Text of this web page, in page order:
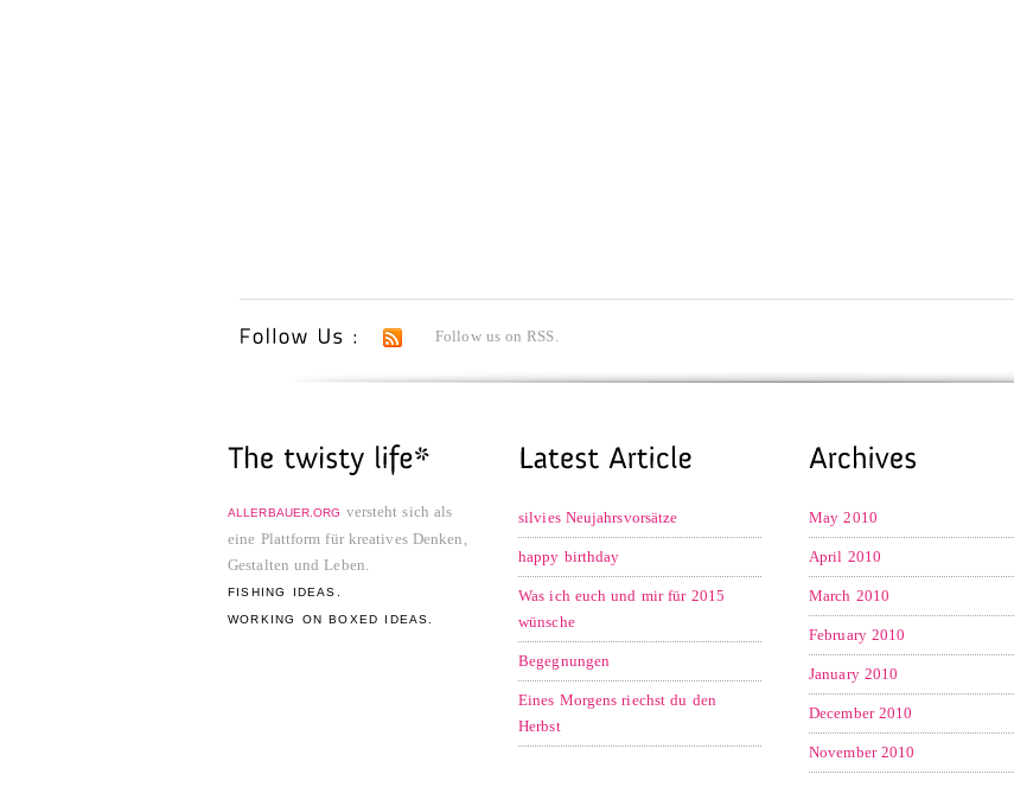
Follow us on RSS.
ALLERBAUER.ORG versteht sich als
eine Plattform für kreatives Denken,
Gestalten und Leben.
FISHING IDEAS.
WORKING ON BOXED IDEAS.
silvies Neujahrsvorsätze
happy birthday
Was ich euch und mir für 2015
wünsche
Begegnungen
Eines Morgens riechst du den
Herbst
May 2010
April 2010
March 2010
February 2010
January 2010
December 2010
November 2010